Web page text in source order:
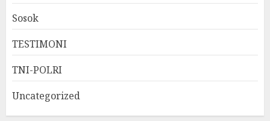
Sosok
TESTIMONI
TNI-POLRI
Uncategorized